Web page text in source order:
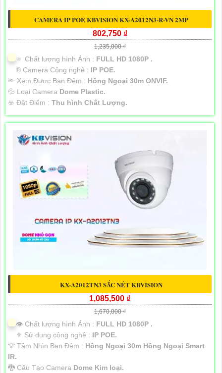
CAMERA IP POE KBVISION KX-A2012N3-R-VN 2MP
802,750 ₫
1,235,000 ₫
🔅 Chất lượng hình Ảnh : FULL HD 1080P .
®️ Camera Công nghệ : IP POE.
🔦 Xem Được Ban Đêm : Hồng Ngoại 30m ONVIF.
💦 Loại Camera Dome Plastic.
️☣️ Đặt Điểm : Thu hình Chất Lượng.
KX-A2012TN3 SẮC NÉT KBVISION
1,085,500 ₫
1,670,000 ₫
👁 Chất lượng hình Ảnh : FULL HD 1080P .
⚜️ Sử dụng công nghệ : IP POE.
💡 Tầm Nhìn Ban Đêm : Hồng Ngoại 30m Hồng Ngoại Smart
IR.
🐉️ Cấu Tạo Camera Dome Kim loại.